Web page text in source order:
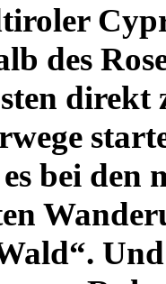
des
direkt
es bei den